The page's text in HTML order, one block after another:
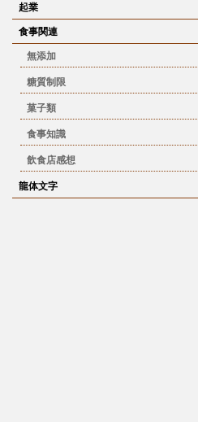
起業
食事関連
無添加
糖質制限
菓子類
食事知識
飲食店感想
龍体文字